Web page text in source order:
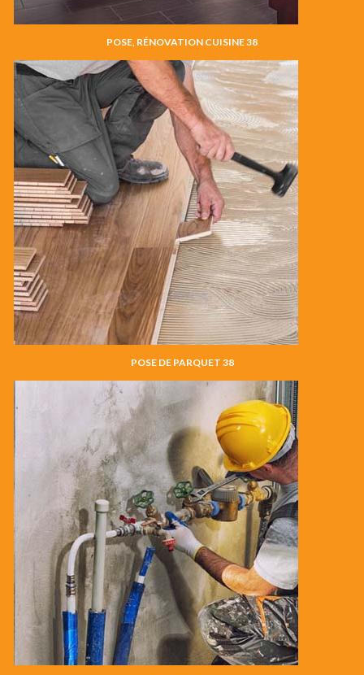
POSE, RÉNOVATION CUISINE 38
POSE DE PARQUET 38